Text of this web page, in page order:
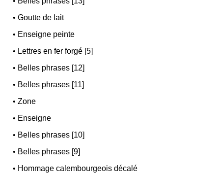
•Goutte de lait
• Enseigne peinte
• Lettres en fer forgé [5]
• Belles phrases [12]
• Belles phrases [11]
•Zone
• Enseigne
• Belles phrases [10]
• Belles phrases [9]
• Hommage calembourgeois décalé